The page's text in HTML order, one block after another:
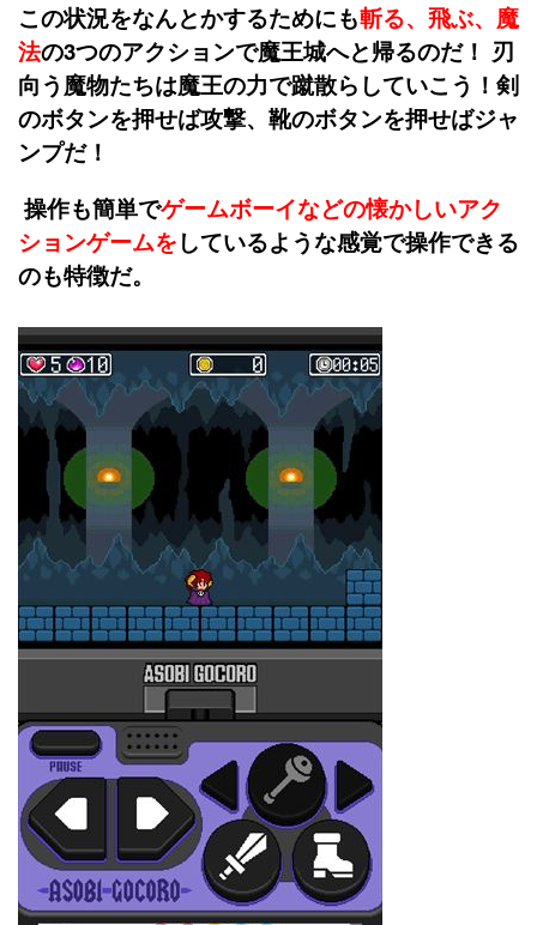
この状況をなんとかするためにも斬る、飛ぶ、魔
法の3つのアクションで魔王城へと帰るのだ！ 刃
向う魔物たちは魔王の力で蹴散らしていこう！剣
のボタンを押せば攻撃、靴のボタンを押せばジャ
ンプだ！
操作も簡単でゲームボーイなどの懐かしいアク
ションゲームをしているような感覚で操作できる
のも特徴だ。